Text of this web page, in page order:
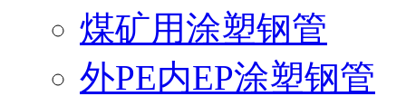
煤矿用涂塑钢管
外PE内EP涂塑钢管